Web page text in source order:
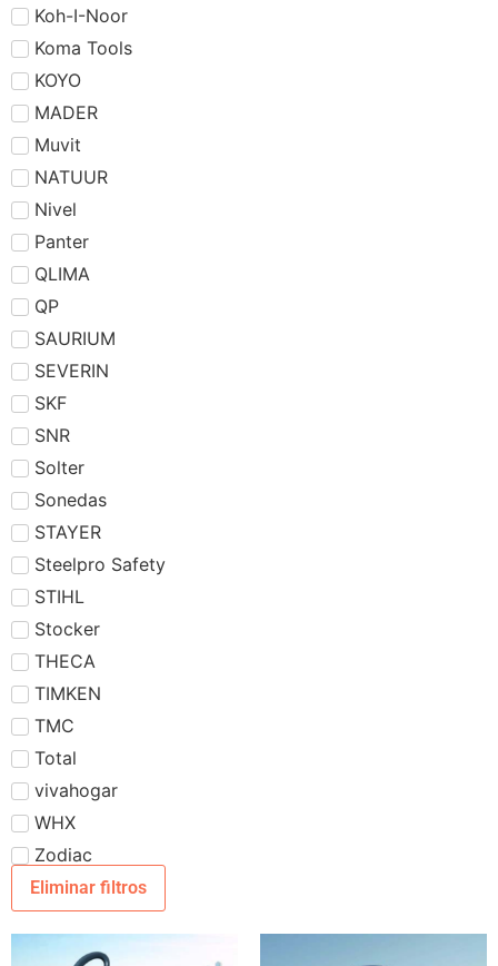
Koh-I-Noor
Koma Tools
KOYO
MADER
Muvit
NATUUR
Nivel
Panter
QLIMA
QP
SAURIUM
SEVERIN
SKF
SNR
Solter
Sonedas
STAYER
Steelpro Safety
STIHL
Stocker
THECA
TIMKEN
TMC
Total
vivahogar
WHX
Zodiac
Eliminar filtros